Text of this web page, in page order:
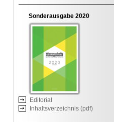
Sonderausgabe 2020
Editorial
Inhaltsverzeichnis (pdf)